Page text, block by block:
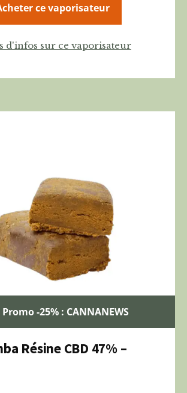
ce vaporisateur
d'infos sur ce vaporisateur
Promo -25% : CANNANEWS
Résine CBD 47% –